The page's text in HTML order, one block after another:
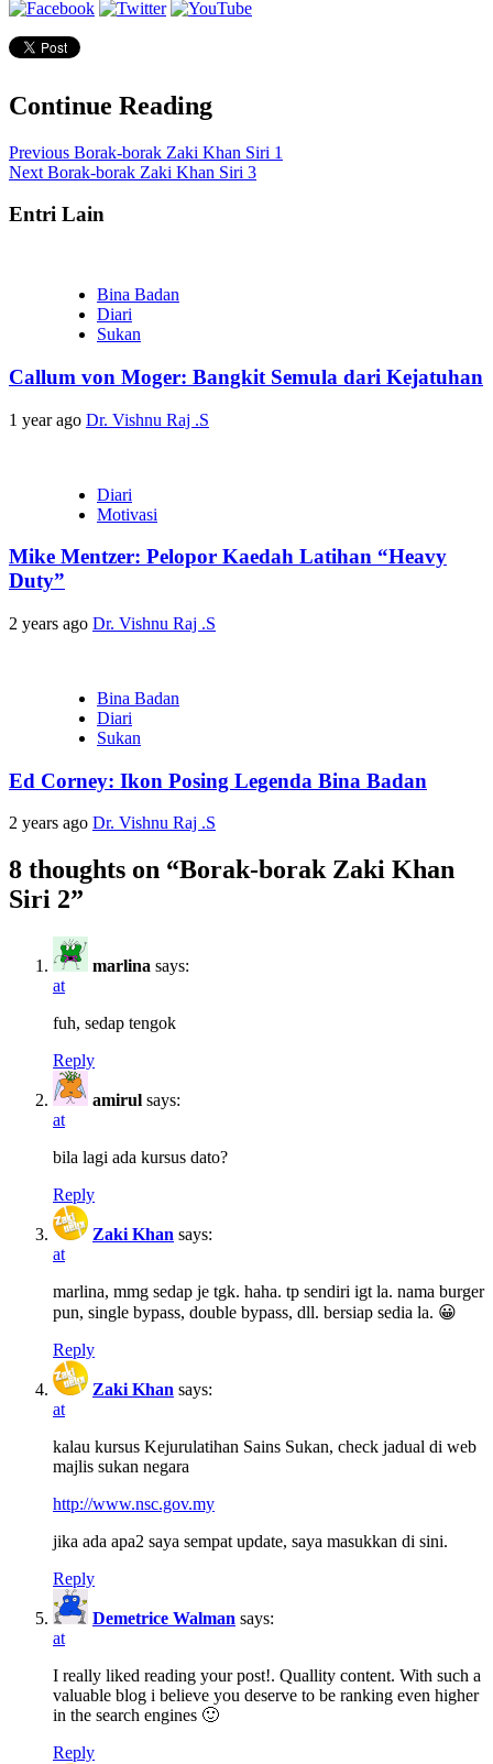
Continue Reading
Previous Borak-borak Zaki Khan Siri 1
Next Borak-borak Zaki Khan Siri 3
Entri Lain
Bina Badan
Diari
Sukan
Callum von Moger: Bangkit Semula dari Kejatuhan
1 year ago Dr. Vishnu Raj .S
Diari
Motivasi
Mike Mentzer: Pelopor Kaedah Latihan “Heavy
Duty”
2 years ago Dr. Vishnu Raj .S
Bina Badan
Diari
Sukan
Ed Corney: Ikon Posing Legenda Bina Badan
2 years ago Dr. Vishnu Raj .S
8 thoughts on “Borak-borak Zaki Khan
Siri 2”
marlina says:
at
fuh, sedap tengok
Reply
amirul says:
at
bila lagi ada kursus dato?
Reply
Zaki Khan says:
at
marlina, mmg sedap je tgk. haha. tp sendiri igt la. nama burger
pun, single bypass, double bypass, dll. bersiap sedia la. 😀
Reply
Zaki Khan says:
at
kalau kursus Kejurulatihan Sains Sukan, check jadual di web
majlis sukan negara
http://www.nsc.gov.my
jika ada apa2 saya sempat update, saya masukkan di sini.
Reply
Demetrice Walman says:
at
I really liked reading your post!. Quallity content. With such a
valuable blog i believe you deserve to be ranking even higher
in the search engines 🙂
Reply